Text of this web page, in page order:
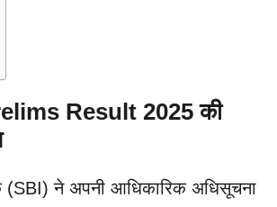
Result 2025 की
(SBI) ने अपनी आधिकारिक अधिसूचना